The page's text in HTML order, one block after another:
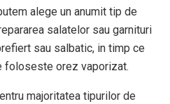
alege un anumit tip de
salatelor sau garnituri
sau salbatic, in timp ce
foloseste orez vaporizat.
majoritatea tipurilor de